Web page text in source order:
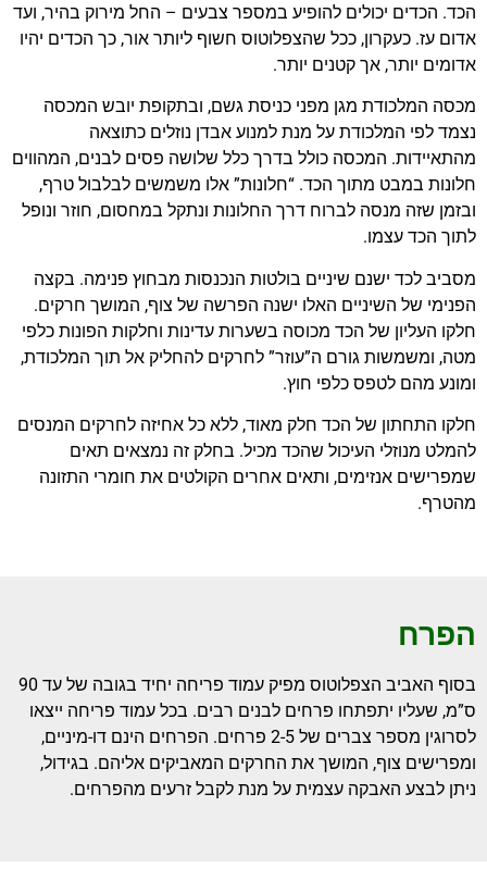
הכד. הכדים יכולים להופיע במספר צבעים – החל מירוק בהיר, ועד
אדום עז. כעקרון, ככל שהצפלוטוס חשוף ליותר אור, כך הכדים יהיו
אדומים יותר, אך קטנים יותר.
מכסה המלכודת מגן מפני כניסת גשם, ובתקופת יובש המכסה
נצמד לפי המלכודת על מנת למנוע אבדן נוזלים כתוצאה
מהתאיידות. המכסה כולל בדרך כלל שלושה פסים לבנים, המהווים
חלונות במבט מתוך הכד. “חלונות” אלו משמשים לבלבול טרף,
ובזמן שזה מנסה לברוח דרך החלונות ונתקל במחסום, חוזר ונופל
לתוך הכד עצמו.
מסביב לכד ישנם שיניים בולטות הנכנסות מבחוץ פנימה. בקצה
הפנימי של השיניים האלו ישנה הפרשה של צוף, המושך חרקים.
חלקו העליון של הכד מכוסה בשערות עדינות וחלקות הפונות כלפי
מטה, ומשמשות גורם ה”עוזר” לחרקים להחליק אל תוך המלכודת,
ומונע מהם לטפס כלפי חוץ.
חלקו התחתון של הכד חלק מאוד, ללא כל אחיזה לחרקים המנסים
להמלט מנוזלי העיכול שהכד מכיל. בחלק זה נמצאים תאים
שמפרישים אנזימים, ותאים אחרים הקולטים את חומרי התזונה
מהטרף.
הפרח
בסוף האביב הצפלוטוס מפיק עמוד פריחה יחיד בגובה של עד 90
ס”מ, שעליו יתפתחו פרחים לבנים רבים. בכל עמוד פריחה ייצאו
לסרוגין מספר צברים של 2-5 פרחים. הפרחים הינם דו-מיניים,
ומפרישים צוף, המושך את החרקים המאביקים אליהם. בגידול,
ניתן לבצע האבקה עצמית על מנת לקבל זרעים מהפרחים.